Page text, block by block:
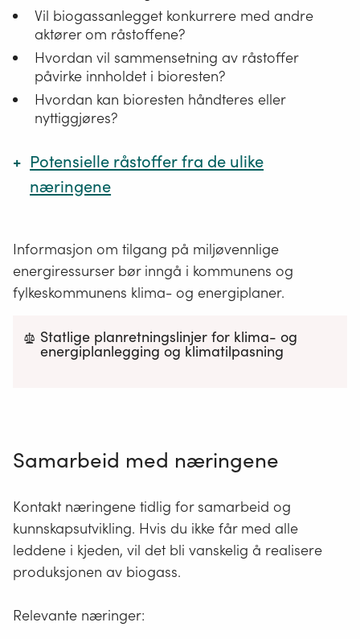
Vil biogassanlegget konkurrere med andre
aktører om råstoffene?
Hvordan vil sammensetning av råstoffer
påvirke innholdet i bioresten?
Hvordan kan bioresten håndteres eller
nyttiggjøres?
Potensielle råstoffer fra de ulike
næringene
hvilke råstoffer som er tilgjengelige i regionen.
Tabellen er ikke uttømmende.
Landbruksnæringen
Husdyrgjødsel
Avfallsprodukter fra
meierinæringen
Havbruksnæringen
Fiskeensilasje
Skogbruksnæringen
Informasjon om tilgang på miljøvennlige
energiressurser bør inngå i kommunens og
fylkeskommunens klima- og energiplaner.
Statlige planretningslinjer for klima- og
energiplanlegging og klimatilpasning
Samarbeid med næringene
Kontakt næringene tidlig for samarbeid og
kunnskapsutvikling. Hvis du ikke får med alle
leddene i kjeden, vil det bli vanskelig å realisere
produksjonen av biogass.
Relevante næringer: